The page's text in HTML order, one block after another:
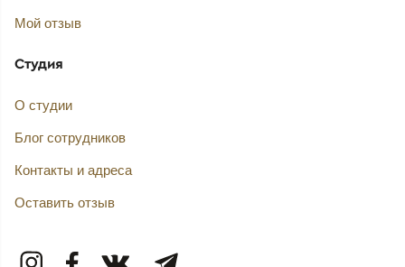
Мой отзыв
Студия
О студии
Блог сотрудников
Контакты и адреса
Оставить отзыв